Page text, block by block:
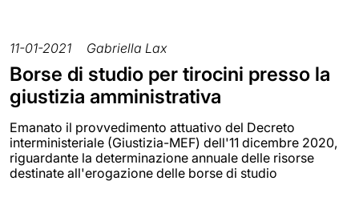
11-01-2021 Gabriella Lax
Borse di studio per tirocini presso la
giustizia amministrativa
Emanato il provvedimento attuativo del Decreto
interministeriale (Giustizia-MEF) dell'11 dicembre 2020,
riguardante la determinazione annuale delle risorse
destinate all'erogazione delle borse di studio